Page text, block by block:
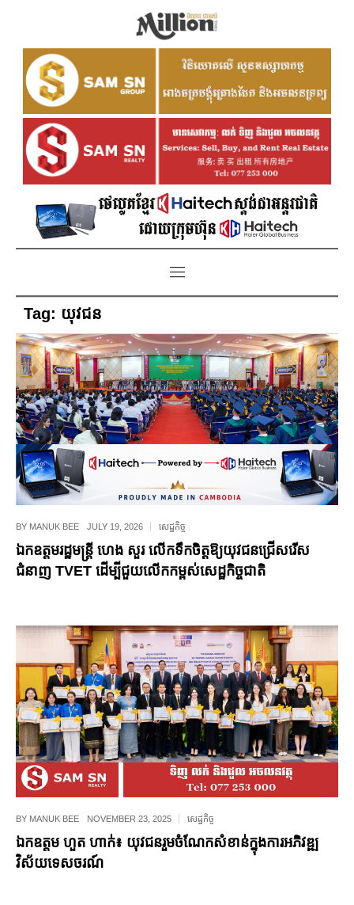
Tag: យុវជន
BY MANUK BEE JULY 19, 2026 សេដ្ឋកិច្ច
ឯកឧត្តមរដ្ឋមន្ត្រី ហេង សួរ លើកទឹកចិត្តឱ្យយុវជនជ្រើសរើស
ជំនាញ TVET ដើម្បីជួយលើកកម្ពស់សេដ្ឋកិច្ចជាតិ
BY MANUK BEE NOVEMBER 23, 2025 សេដ្ឋកិច្ច
ឯកឧត្តម ហួត ហាក់៖ យុវជនរួមចំណែកសំខាន់ក្នុងការអភិវឌ្ឍ
វិស័យទេសចរណ៍